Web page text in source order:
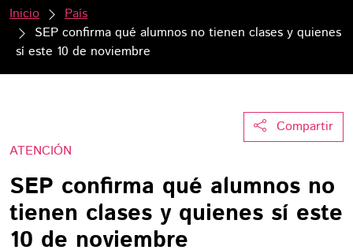
Inicio
País
SEP confirma qué alumnos no tienen clases y quienes
sí este 10 de noviembre
Compartir
ATENCIÓN
SEP confirma qué alumnos no
tienen clases y quienes sí este
10 de noviembre